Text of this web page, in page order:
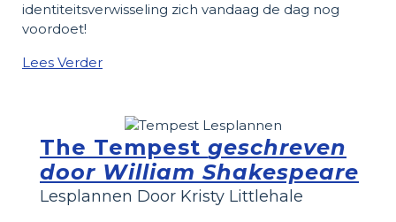
identiteitsverwisseling zich vandaag de dag nog
voordoet!
Lees Verder
The Tempest geschreven
door William Shakespeare
Lesplannen Door Kristy Littlehale